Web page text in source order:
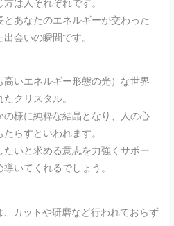
は人それぞれです。
あなたのエネルギーが交わった
会いの瞬間です。
いエネルギー形態の光）な世界
クリスタル。
様に純粋な結晶となり、人の心
らすといわれます。
いと求める意志を力強くサポー
いてくれるでしょう。
カットや研磨など行われておらず